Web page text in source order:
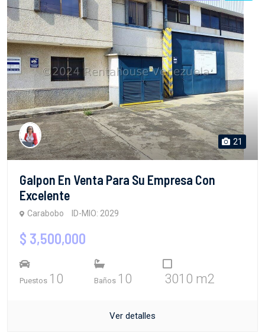
21
Galpon En Venta Para Su Empresa Con
Excelente
Carabobo ID-MIO: 2029
$ 3,500,000
Puestos 10 Baños 10 3010 m2
Ver detalles